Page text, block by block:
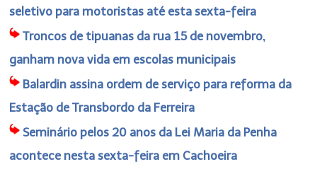
seletivo para motoristas até esta sexta-feira
Troncos de tipuanas da rua 15 de novembro,
ganham nova vida em escolas municipais
Balardin assina ordem de serviço para reforma da
Estação de Transbordo da Ferreira
Seminário pelos 20 anos da Lei Maria da Penha
acontece nesta sexta-feira em Cachoeira